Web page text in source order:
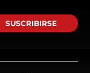
SUSCRIBIRSE